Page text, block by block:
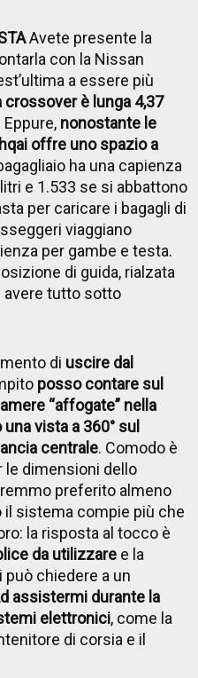
Avete presente la
con la Nissan
a essere più
crossover è lunga 4,37
Eppure, nonostante le
offre uno spazio a
ha una capienza
e 1.533 se si abbattono
per caricare i bagagli di
viaggiano
per gambe e testa.
di guida, rialzata
avere tutto sotto
di uscire dal
posso contare sul
“affogate” nella
vista a 360° sul
centrale. Comodo è
le dimensioni dello
preferito almeno
il sistema compie più che
la risposta al tocco è
da utilizzare e la
può chiedere a un
assistermi durante la
elettronici, come la
di corsia e il